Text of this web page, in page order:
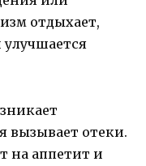
отдыхает,
улучшается
вызывает отеки.
на аппетит и